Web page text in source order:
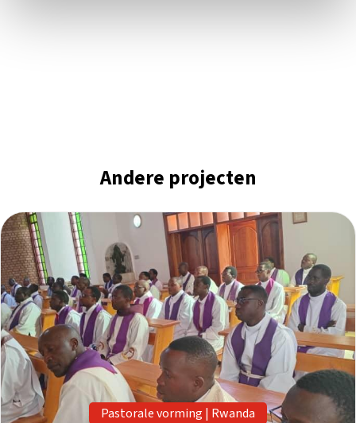
Andere projecten
Pastorale vorming | Rwanda